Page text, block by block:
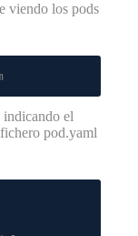
viendo los pods
indicando el
pod.yaml